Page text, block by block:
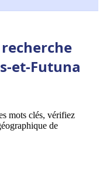
et-Futuna
mots clés, vérifiez
de